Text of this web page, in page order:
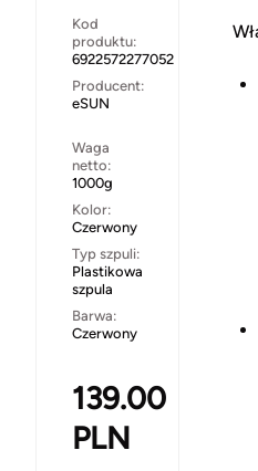
Kod
produktu:
6922572277052
Producent:
eSUN
Waga
netto:
1000g
Kolor:
Czerwony
Typ szpuli:
Plastikowa
szpula
Barwa:
Czerwony
139.00
PLN